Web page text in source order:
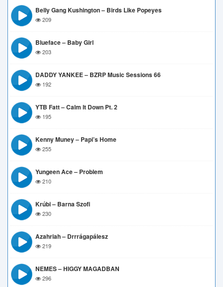
Belly Gang Kushington – Birds Like Popeyes
209
Blueface – Baby Girl
203
DADDY YANKEE – BZRP Music Sessions 66
192
YTB Fatt – Calm It Down Pt. 2
195
Kenny Muney – Papi’s Home
255
Yungeen Ace – Problem
210
Krúbi – Barna Szofi
230
Azahriah – Drrrágapálesz
219
NEMES – HIGGY MAGADBAN
296